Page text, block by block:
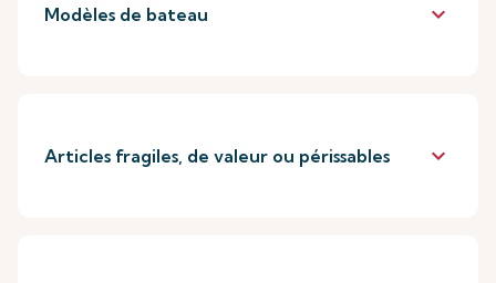
Modèles de bateau keyboard_arrow_down
Articles fragiles, de valeur ou périssables keyboard_arrow_down